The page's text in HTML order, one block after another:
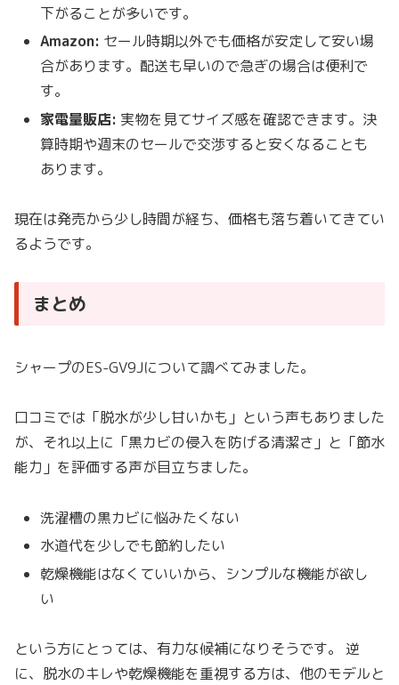
下がることが多いです。
Amazon: セール時期以外でも価格が安定して安い場
合があります。配送も早いので急ぎの場合は便利で
す。
家電量販店: 実物を見てサイズ感を確認できます。決
算時期や週末のセールで交渉すると安くなることも
あります。
現在は発売から少し時間が経ち、価格も落ち着いてきてい
るようです。
まとめ
シャープのES-GV9Jについて調べてみました。
口コミでは「脱水が少し甘いかも」という声もありました
が、それ以上に「黒カビの侵入を防げる清潔さ」と「節水
能力」を評価する声が目立ちました。
洗濯槽の黒カビに悩みたくない
水道代を少しでも節約したい
乾燥機能はなくていいから、シンプルな機能が欲し
い
という方にとっては、有力な候補になりそうです。 逆
に、脱水のキレや乾燥機能を重視する方は、他のモデルと